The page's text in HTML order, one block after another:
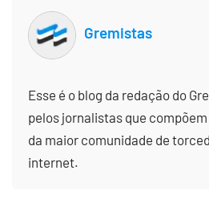
Gremistas
Esse é o blog da redação do
pelos jornalistas que
da maior comunidade de
internet.